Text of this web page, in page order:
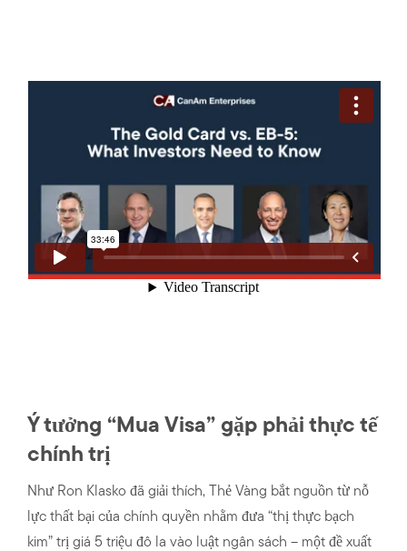
Ý tưởng “Mua Visa” gặp phải thực tế
chính trị
Như Ron Klasko đã giải thích, Thẻ Vàng bắt nguồn từ nỗ
lực thất bại của chính quyền nhằm đưa “thị thực bạch
kim” trị giá 5 triệu đô la vào luật ngân sách – một đề xuất